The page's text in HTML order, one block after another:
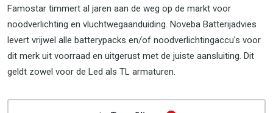
Famostar timmert al jaren aan de weg op de markt voor
noodverlichting en vluchtwegaanduiding. Noveba Batterijadvies
levert vrijwel alle batterypacks en/of noodverlichtingaccu's voor
dit merk uit voorraad en uitgerust met de juiste aansluiting. Dit
geldt zowel voor de Led als TL armaturen.